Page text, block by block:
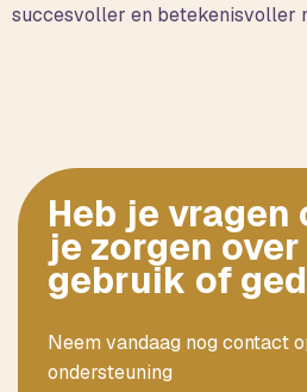
succesvoller en betekenisvoller
Heb je vragen
je zorgen
gebruik of
Neem vandaag nog contact
ondersteuning